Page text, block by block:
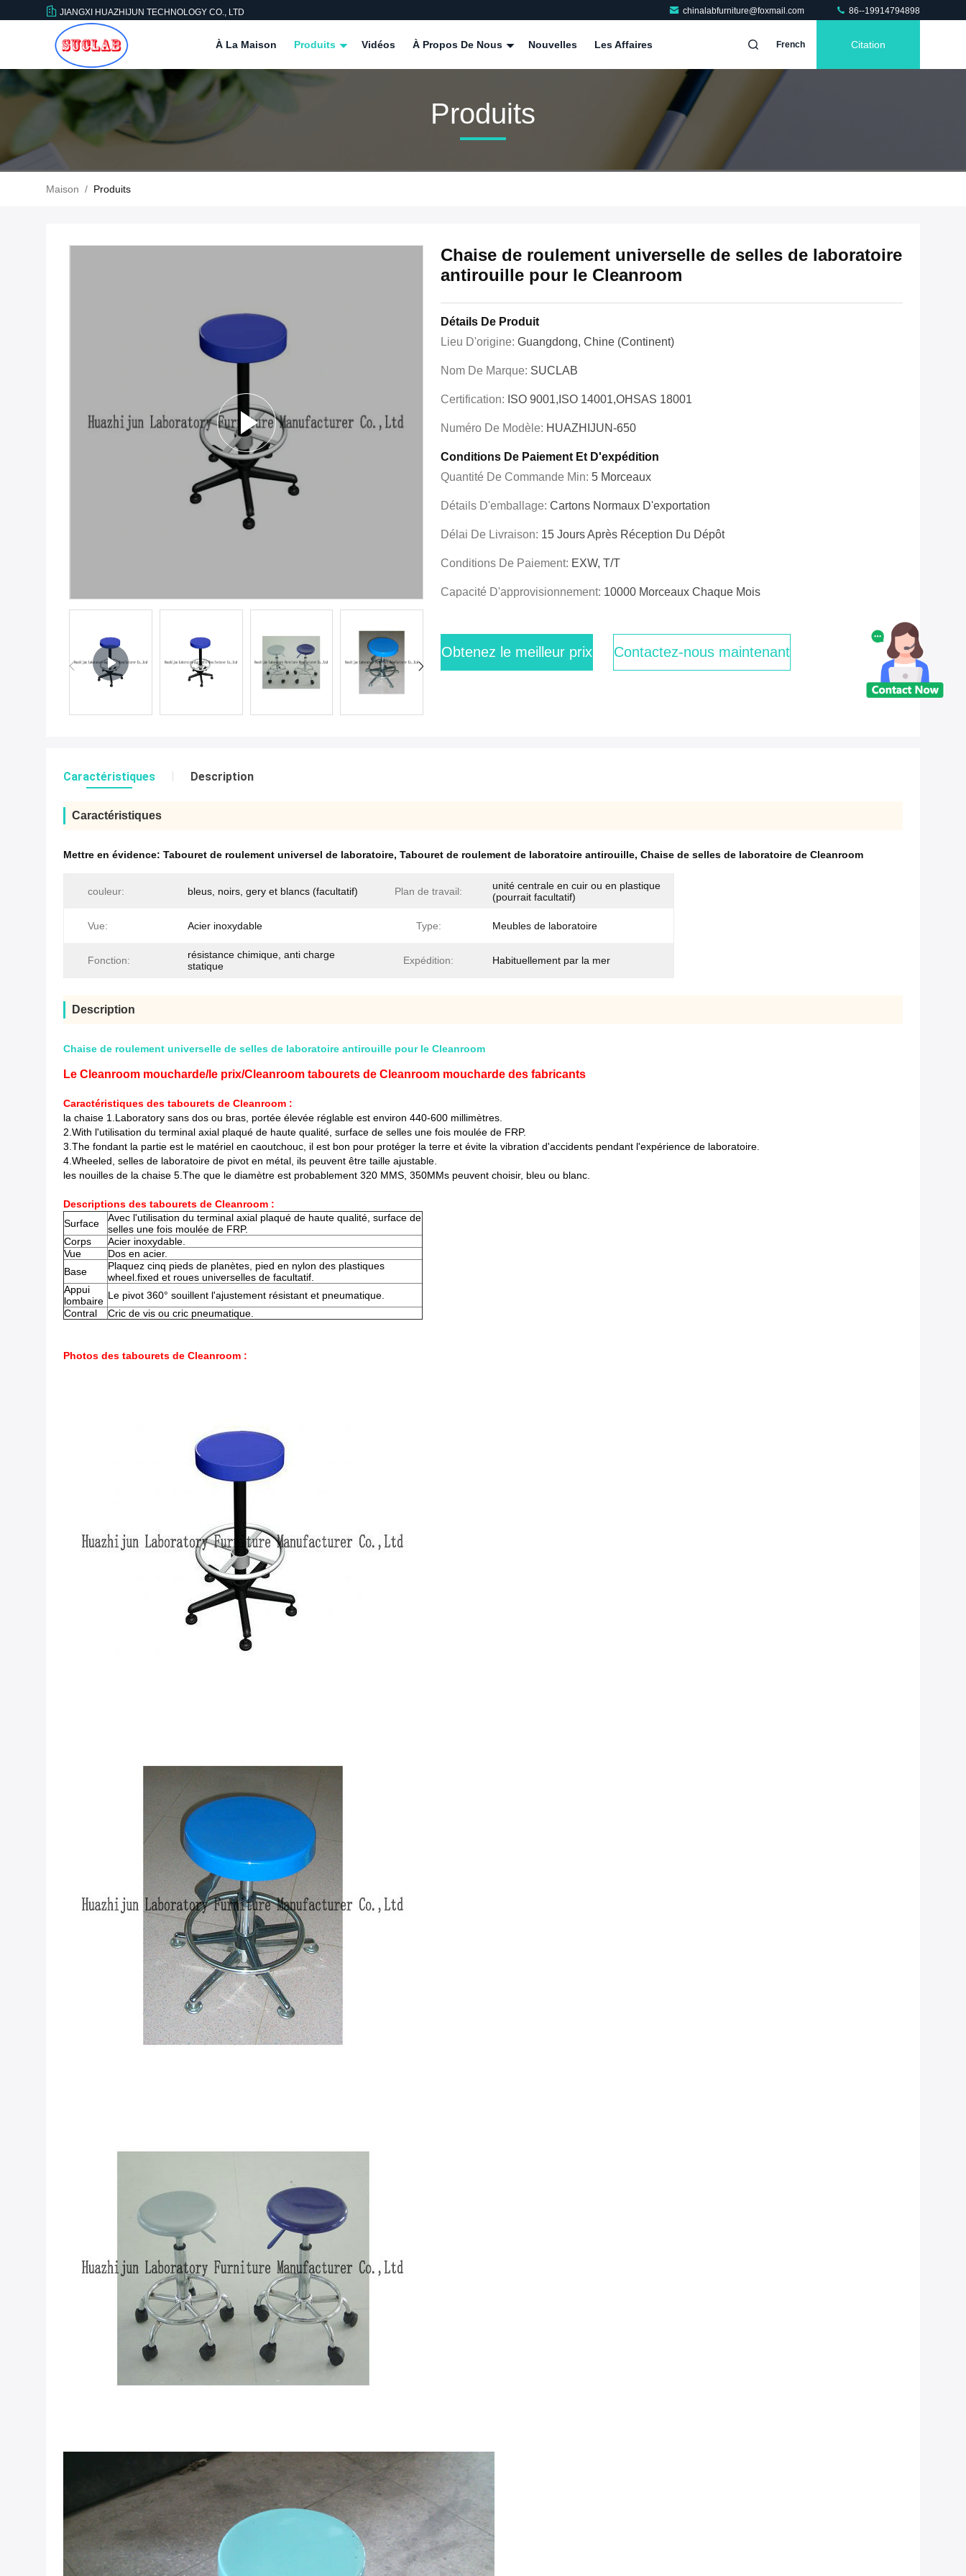
JIANGXI HUAZHIJUN TECHNOLOGY CO., LTD chinalabfurniture@foxmail.com 86--19914794898
À La Maison Produits Vidéos À Propos De Nous Nouvelles Les Affaires French Citation
Produits
Maison / Produits
Chaise de roulement universelle de selles de laboratoire
antirouille pour le Cleanroom
Détails De Produit
Lieu D'origine: Guangdong, Chine (continent)
Nom De Marque: SUCLAB
Certification: ISO 9001,ISO 14001,OHSAS 18001
Numéro De Modèle: HUAZHIJUN-650
Conditions De Paiement Et D'expédition
Quantité De Commande Min: 5 Morceaux
Détails D'emballage: Cartons Normaux D'exportation
Délai De Livraison: 15 Jours Après Réception Du Dépôt
Conditions De Paiement: EXW, T/T
Capacité D'approvisionnement: 10000 Morceaux Chaque Mois
Obtenez le meilleur prix Contactez-nous maintenant
Caractéristiques Description
Caractéristiques
Mettre en évidence: Tabouret de roulement universel de laboratoire, Tabouret de roulement de laboratoire antirouille, Chaise de selles de laboratoire de Cleanroom
couleur: bleus, noirs, gery et blancs (facultatif) Plan de travail:
unité centrale en cuir ou en plastique
(pourrait facultatif)
Vue: Acier inoxydable Type: Meubles de laboratoire
Fonction:
résistance chimique, anti charge
statique
Expédition: Habituellement par la mer
Description
Chaise de roulement universelle de selles de laboratoire antirouille pour le Cleanroom
Le Cleanroom moucharde/le prix/Cleanroom tabourets de Cleanroom moucharde des fabricants
Caractéristiques des tabourets de Cleanroom :
la chaise 1.Laboratory sans dos ou bras, portée élevée réglable est environ 440-600 millimètres.
2.With l'utilisation du terminal axial plaqué de haute qualité, surface de selles une fois moulée de FRP.
3.The fondant la partie est le matériel en caoutchouc, il est bon pour protéger la terre et évite la vibration d'accidents pendant l'expérience de laboratoire.
4.Wheeled, selles de laboratoire de pivot en métal, ils peuvent être taille ajustable.
les nouilles de la chaise 5.The que le diamètre est probablement 320 MMS, 350MMs peuvent choisir, bleu ou blanc.
Descriptions des tabourets de Cleanroom :
Surface
Avec l'utilisation du terminal axial plaqué de haute qualité, surface de
selles une fois moulée de FRP.
Corps
Acier inoxydable.
Vue
Dos en acier.
Base
Plaquez cinq pieds de planètes, pied en nylon des plastiques
wheel.fixed et roues universelles de facultatif.
Appui
lombaire Le pivot 360° souillent l'ajustement résistant et pneumatique.
Contral
Cric de vis ou cric pneumatique.
Photos des tabourets de Cleanroom :